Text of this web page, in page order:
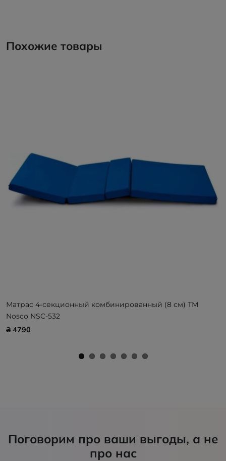
Похожие товары
Матрас 4-секционный комбинированный (8 см) ТМ
Nosco NSC-532
₴ 4790
Поговорим про ваши выгоды, а не
про нас